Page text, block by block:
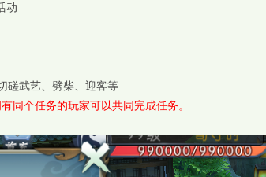
动
磋武艺、劈柴、迎客等
同个任务的玩家可以共同完成任务。